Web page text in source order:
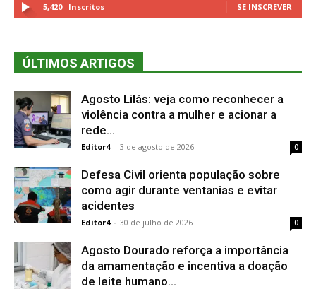
5,420 Inscritos SE INSCREVER
ÚLTIMOS ARTIGOS
Agosto Lilás: veja como reconhecer a
violência contra a mulher e acionar a
rede...
Editor4 - 3 de agosto de 2026 0
Defesa Civil orienta população sobre
como agir durante ventanias e evitar
acidentes
Editor4 - 30 de julho de 2026 0
Agosto Dourado reforça a importância
da amamentação e incentiva a doação
de leite humano...